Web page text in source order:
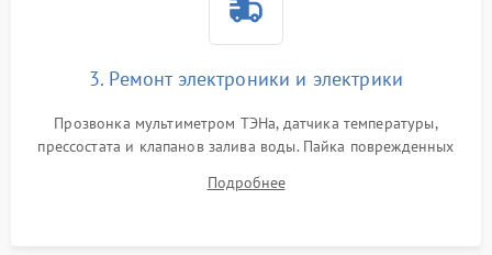
3. Ремонт электроники и электрики
Прозвонка мультиметром ТЭНа, датчика температуры,
прессостата и клапанов залива воды. Пайка поврежденных
Восстановление целостности проводки и контактов.
Подробнее